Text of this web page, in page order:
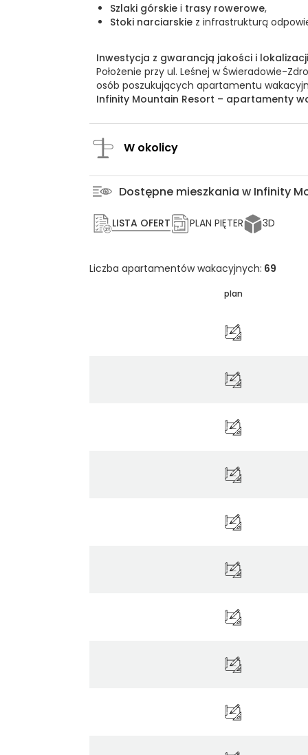
Szlaki górskie i trasy rowerowe,
Stoki narciarskie z infrastrukturą
Inwestycja z gwarancją jakości i lokalizacji
Położenie przy ul. Leśnej w Świeradowie-
osób poszukujących apartamentu
Infinity Mountain Resort – apartamenty
W okolicy
Dostępne mieszkania w Infinity
LISTA OFERT PLAN PIĘTER 3D
Liczba apartamentów wakacyjnych: 69
plan